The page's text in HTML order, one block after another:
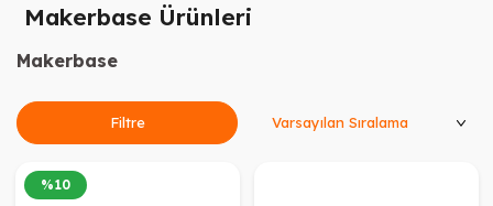
Makerbase Ürünleri
Makerbase
Filtre
%10